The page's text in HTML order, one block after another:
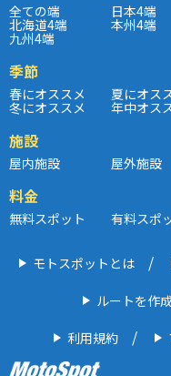
全ての端 日本4端
北海道4端 本州4端
九州4端
季節
春にオススメ 夏にオス
冬にオススメ 年中オス
施設
屋内施設 屋外施設
料金
無料スポット 有料スポ
モトスポットとは
ルートを作
利用規約